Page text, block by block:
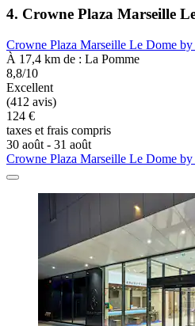
4. Crowne Plaza Marseille
Crowne Plaza Marseille Le Dome
À 17,4 km de : La Pomme
8,8/10
Excellent
(412 avis)
124 €
taxes et frais compris
30 août - 31 août
Crowne Plaza Marseille Le Dome